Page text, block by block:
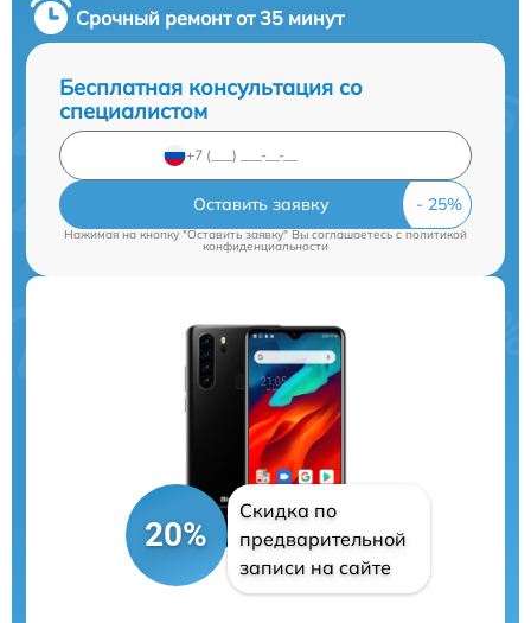
Срочный ремонт от 35 минут
Бесплатная консультация со
специалистом
Оставить заявку
Нажимая на кнопку "Оставить заявку" Вы соглашаетесь cполитикой
конфиденциальности
20%
Скидка по
предварительной
записи на сайте